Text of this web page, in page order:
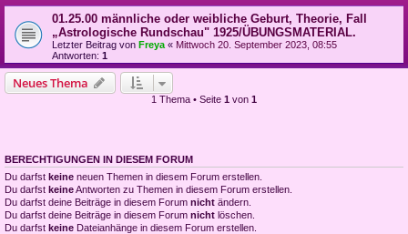
01.25.00 männliche oder weibliche Geburt, Theorie, Fall
„Astrologische Rundschau" 1925/ÜBUNGSMATERIAL.
Letzter Beitrag von Freya « Mittwoch 20. September 2023, 08:55
Antworten: 1
Neues Thema
1 Thema • Seite 1 von 1
BERECHTIGUNGEN IN DIESEM FORUM
Du darfst keine neuen Themen in diesem Forum erstellen.
Du darfst keineAntworten zu Themen in diesem Forum erstellen.
Du darfst deine Beiträge in diesem Forum nicht ändern.
Du darfst deine Beiträge in diesem Forum nicht löschen.
Du darfst keine Dateianhänge in diesem Forum erstellen.